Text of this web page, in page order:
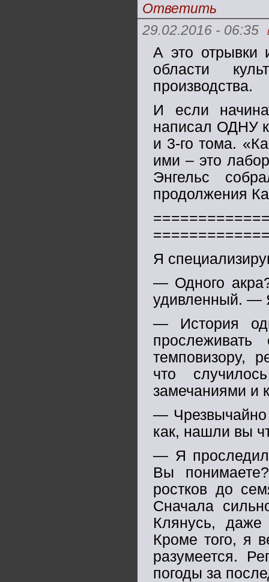
Ответить
29.02.2016 - 06:35
А это отрывки
области
производства.
И если
написал ОДНУ
и 3-го тома.
ими – это
Энгельс
продолжения
Я
— Одного
удивленный. —
— История
темповизору,
что
замечаниями и
— Чрезвычайно
как, нашли вы
— Я проследил
Вы
ростков до
Сначала
Клянусь, даже
Кроме того, я
разумеется.
погоды за